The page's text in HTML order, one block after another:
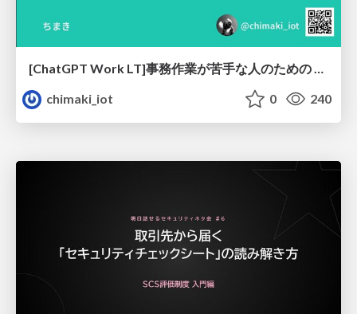
[ChatGPT Work LT]事務作業が苦手な人のための バックオフィスの「半」自動化
chimaki_iot
0 240